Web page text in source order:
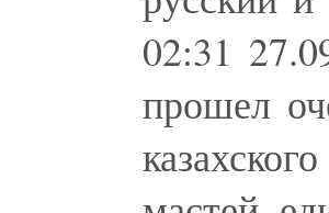
02:31
прошел